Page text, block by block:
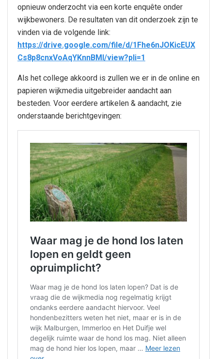
opnieuw onderzocht via een korte enquête onder
wijkbewoners. De resultaten van dit onderzoek zijn te
vinden via de volgende link:
https://drive.google.com/file/d/1Fhe6nJOKicEUX
Cs8p8cnxVoAqYKnnBMl/view?pli=1
Als het college akkoord is zullen we er in de online en
papieren wijkmedia uitgebreider aandacht aan
besteden. Voor eerdere artikelen & aandacht, zie
onderstaande berichtgevingen: